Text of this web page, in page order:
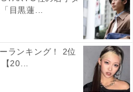
目黒蓮...
ランキング！ 2位
【20...